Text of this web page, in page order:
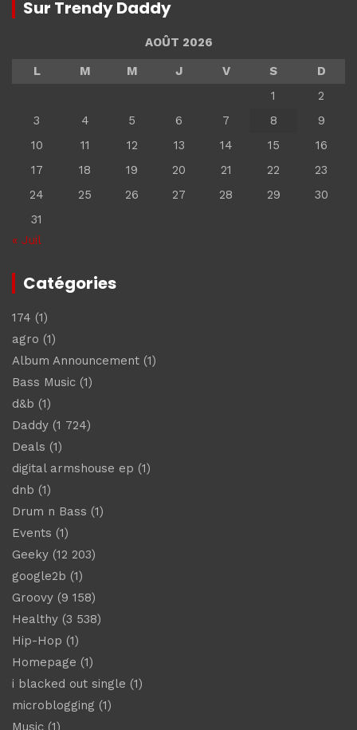
Sur Trendy Daddy
AOÛT 2026
L
M M J V S
D
1
2
3
4 5 6 7 8
9
10
11 12 13 14 15
16
17
18 19 20 21 22
23
24
25 26 27 28 29
30
31
« Juil
Catégories
174 (1)
agro (1)
Album Announcement (1)
Bass Music (1)
d&b (1)
Daddy (1 724)
Deals (1)
digital armshouse ep (1)
dnb (1)
Drum n Bass (1)
Events (1)
Geeky (12 203)
google2b (1)
Groovy (9 158)
Healthy (3 538)
Hip-Hop (1)
Homepage (1)
i blacked out single (1)
microblogging (1)
Music (1)